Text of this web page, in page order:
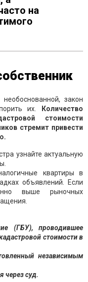
на
закон
их. Количество
стоимости
стремит привести
узнайте актуальную
квартиры в
объявлений. Если
выше рыночных
(ГБУ), проводившее
стоимости в
независимым
через суд.